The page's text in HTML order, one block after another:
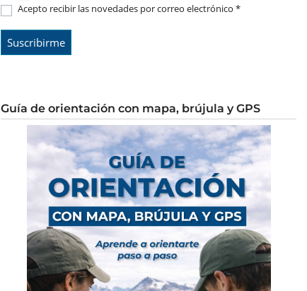
Acepto recibir las novedades por correo electrónico *
Guía de orientación con mapa, brújula y GPS